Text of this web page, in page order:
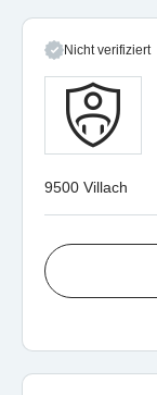
Nicht verifiziert
9500 Villach